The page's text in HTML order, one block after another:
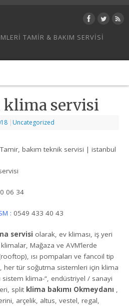
TAMIR & BAKIM SERVISI
klima servisi
| Uncategorized
bakım teknik servisi | istanbul
06 34
: 0549 433 40 43
servisi olarak, ev kliması, iş yeri
Mağaza ve AVM’lerde
ısı pompaları ve fancoil tip
her tür soğutma sistemleri için klima
sistem klima-“, endüstriyel / sanayi
split klima bakımı Okmeydanı ,
arçelik, altus, vestel, regal,